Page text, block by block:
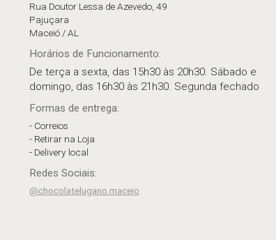
Rua Doutor Lessa de Azevedo, 49
Pajuçara
Maceió / AL
Horários de Funcionamento:
De terça a sexta, das 15h30 às 20h30. Sábado e
domingo, das 16h30 às 21h30. Segunda fechado
Formas de entrega:
- Correios
- Retirar na Loja
- Delivery local
Redes Sociais:
@chocolatelugano.maceio